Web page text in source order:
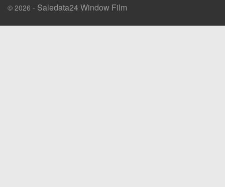
© 2026 - Saledata24 Window Film